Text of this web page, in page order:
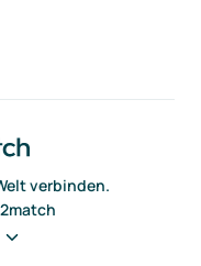
verbinden.